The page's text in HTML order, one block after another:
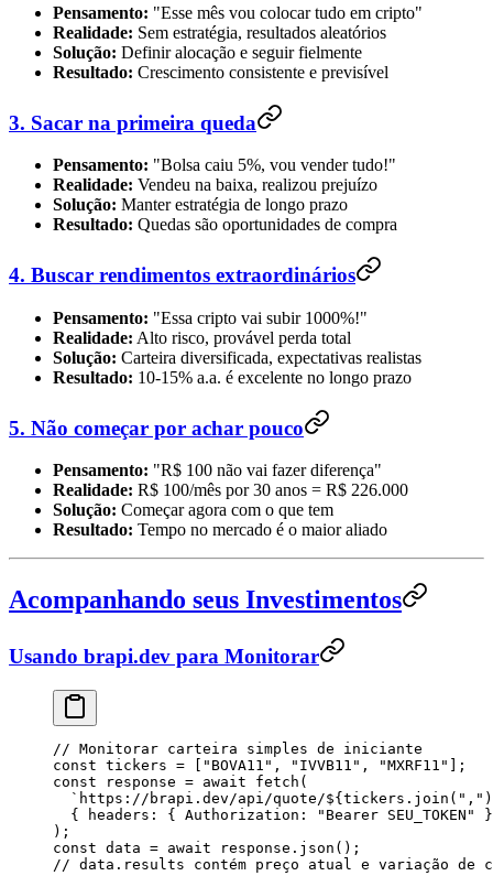
Pensamento: "Esse mês vou colocar tudo em cripto"
Realidade: Sem estratégia, resultados aleatórios
Solução: Definir alocação e seguir fielmente
Resultado: Crescimento consistente e previsível
3. Sacar na primeira queda
Pensamento: "Bolsa caiu 5%, vou vender tudo!"
Realidade: Vendeu na baixa, realizou prejuízo
Solução: Manter estratégia de longo prazo
Resultado: Quedas são oportunidades de compra
4. Buscar rendimentos extraordinários
Pensamento: "Essa cripto vai subir 1000%!"
Realidade: Alto risco, provável perda total
Solução: Carteira diversificada, expectativas realistas
Resultado: 10-15% a.a. é excelente no longo prazo
5. Não começar por achar pouco
Pensamento: "R$ 100 não vai fazer diferença"
Realidade: R$ 100/mês por 30 anos = R$ 226.000
Solução: Começar agora com o que tem
Resultado: Tempo no mercado é o maior aliado
Acompanhando seus Investimentos
Usando brapi.dev para Monitorar
// Monitorar carteira simples de iniciante
const tickers = " BOVA11 " , " IVVB11 " , "MXRF11 "
];
const response = await fetch (
  `
https://brapi.dev/api/quote/${ tickers . join ( " , " )
  {
headers : { Authorization : " Bearer SEU_TOKEN "
}
);
const data = await response . json ();
// data.results contém preço atual e variação de